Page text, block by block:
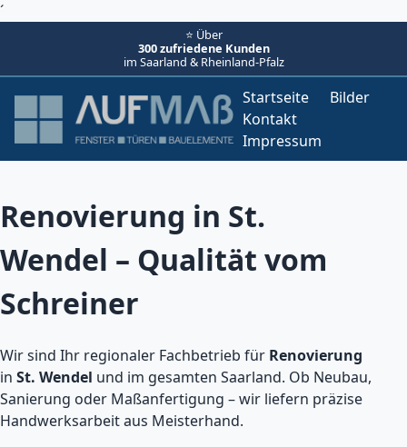
´
⭐ Über
300 zufriedene Kunden
im Saarland & Rheinland-Pfalz
Startseite
Bilder
Kontakt
Impressum
Renovierung in St.
Wendel – Qualität vom
Schreiner
Wir sind Ihr regionaler Fachbetrieb für Renovierung
in St. Wendel und im gesamten Saarland. Ob Neubau,
Sanierung oder Maßanfertigung – wir liefern präzise
Handwerksarbeit aus Meisterhand.